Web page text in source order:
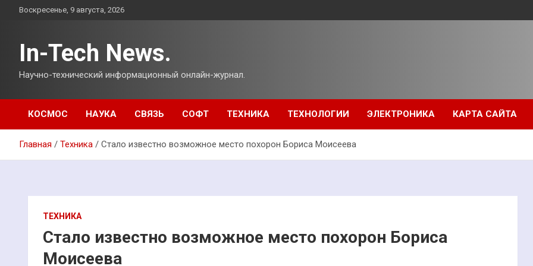
ПерейтиВоскресенье, 9 августа, 2026
In-Tech News.
Научно-технический информационный онлайн-журнал.
КОСМОС НАУКА СВЯЗЬ СОФТ ТЕХНИКА ТЕХНОЛОГИИ ЭЛЕКТРОНИКА КАРТА САЙТА
Главная Техника Стало известно возможное место похорон Бориса Моисеева
ТЕХНИКА
Стало известно возможное место похорон Бориса
Моисеева